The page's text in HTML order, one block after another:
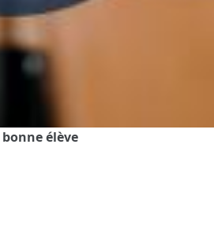
élève